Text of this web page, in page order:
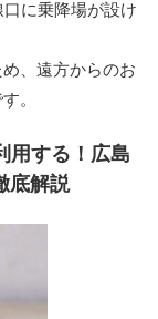
に乗降場が設け
、遠方からのお
。
用する！広島
底解説